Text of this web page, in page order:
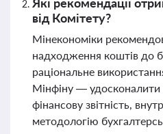
від Комітету?
Мінекономіки
надходження коштів до
раціональне
Мінфіну — удосконалити
фінансову звітність,
методологію